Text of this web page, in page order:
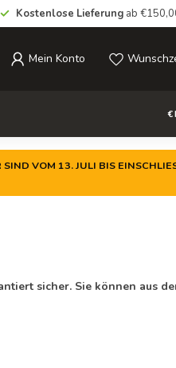
Kostenlose Lieferungab
Mein Konto
€
VOM 13. JULI BIS
sicher. Sie können aus